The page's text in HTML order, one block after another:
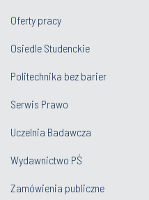
Oferty pracy
Osiedle Studenckie
Politechnika bez barier
Serwis Prawo
Uczelnia Badawcza
Wydawnictwo PŚ
Zamówienia publiczne